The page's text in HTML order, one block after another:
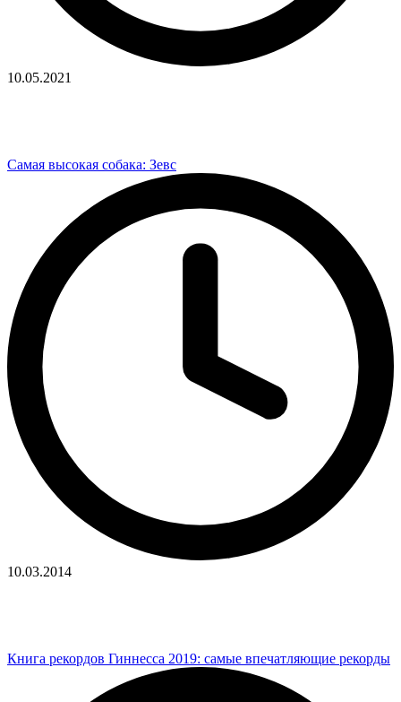
10.05.2021
Самая высокая собака: Зевс
10.03.2014
Книга рекордов Гиннесса 2019: самые впечатляющие рекорды